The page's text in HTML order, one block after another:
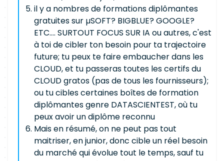
il y a nombres de formations diplômantes
gratuites sur µSOFT? BIGBLUE? GOOGLE?
ETC.... SURTOUT FOCUS SUR IA ou autres, c'est
à toi de cibler ton besoin pour ta trajectoire
future; tu peux te faire embaucher dans les
CLOUD, et tu passeras toutes les certifs du
CLOUD gratos (pas de tous les fournisseurs);
ou tu cibles certaines boîtes de formation
diplômantes genre DATASCIENTEST, où tu
peux avoir un diplôme reconnu
Mais en résumé, on ne peut pas tout
maitriser, en junior, donc cible un réel besoin
du marché qui évolue tout le temps, sauf tu